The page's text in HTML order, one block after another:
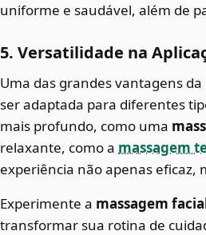
uniforme e saudável, além de
5. Versatilidade na
Uma das grandes vantagens da
ser adaptada para diferentes
mais profundo, como uma
relaxante, como a massagem
experiência não apenas eficaz,
Experimente a massagem
transformar sua rotina de